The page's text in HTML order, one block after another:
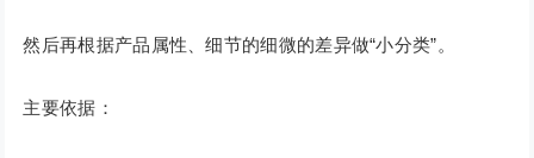
然后再根据产品属性、细节的细微的差异做“小分类”。
主要依据：